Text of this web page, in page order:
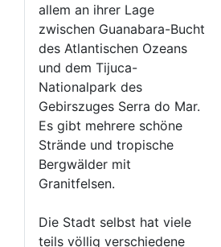
allem an ihrer Lage
zwischen Guanabara-Bucht
des Atlantischen Ozeans
und dem Tijuca-
Nationalpark des
Gebirszuges Serra do Mar.
Es gibt mehrere schöne
Strände und tropische
Bergwälder mit
Granitfelsen.
Die Stadt selbst hat viele
teils völlig verschiedene